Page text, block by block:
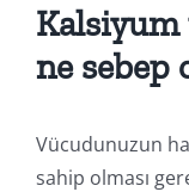
ne sebep
Vücudunuzun
sahip olması